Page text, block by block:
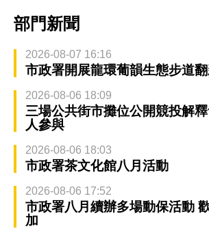
部門新聞
2026-08-07 16:16
市政署開展龍環葡韻生態步道
2026-08-06 18:09
三場公共街市攤位公開競投解
人參與
2026-08-06 18:03
市政署茶文化館八月活動
2026-08-06 17:52
市政署八月續辦多場動保活動
加